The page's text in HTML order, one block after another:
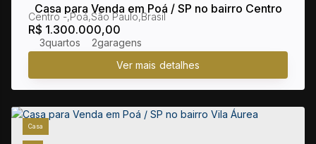
Casa para Venda em Poá / SP no bairro Centro
R$ 1.300.000,00
Centro ,Poá,São Paulo,Brasil
3 2
Casa